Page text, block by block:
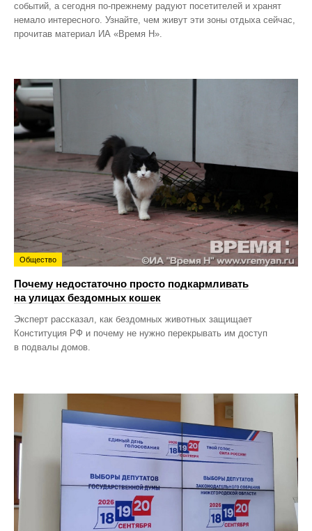
событий, а сегодня по‑прежнему радуют посетителей и хранят
немало интересного. Узнайте, чем живут эти зоны отдыха сейчас,
прочитав материал ИА «Время Н».
Общество
Почему недостаточно просто подкармливать
на улицах бездомных кошек
Эксперт рассказал, как бездомных животных защищает
Конституция РФ и почему не нужно перекрывать им доступ
в подвалы домов.